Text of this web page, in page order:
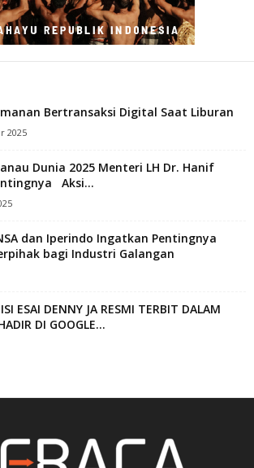
Bertransaksi Digital Saat Liburan
2025
Dunia 2025 Menteri LH Dr. Hanif
Aksi...
dan Iperindo Ingatkan Pentingnya
bagi Industri Galangan
ESAI DENNY JA RESMI TERBIT DALAM
DI GOOGLE...